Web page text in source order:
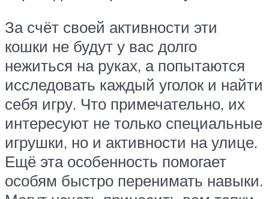
За счёт своей активности эти
кошки не будут у вас долго
нежиться на руках, а попытаются
исследовать каждый уголок и найти
себя игру. Что примечательно, их
интересуют не только специальные
игрушки, но и активности на улице.
Ещё эта особенность помогает
особям быстро перенимать навыки.